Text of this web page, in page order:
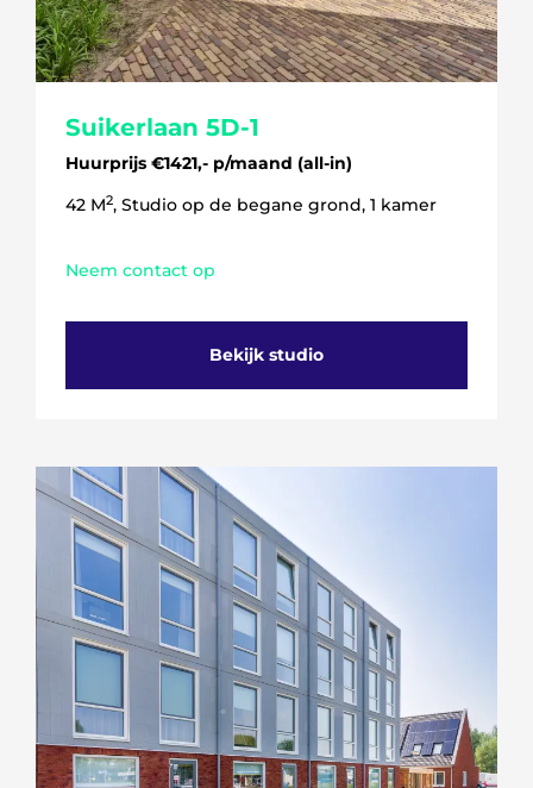
Suikerlaan 5D-1
Huurprijs €1421,- p/maand (all-in)
42 M2, Studio op de begane grond, 1 kamer
Neem contact op
Bekijk studio